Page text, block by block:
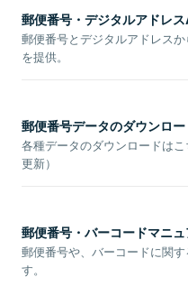
郵便番号・デジタルアドレ
郵便番号とデジタルアドレス
を提供。
郵便番号データのダウンロー
各種データのダウンロードは
更新）
郵便番号・バーコードマニ
郵便番号や、バーコードに関
す。